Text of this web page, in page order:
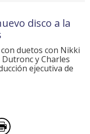
disco a la
duetos con Nikki
y Charles
ejecutiva de